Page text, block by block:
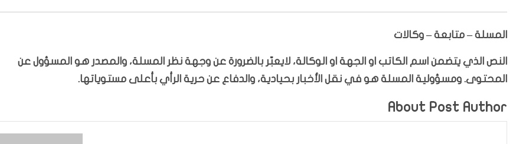
المسلة – متابعة – وكالات
النص الذي يتضمن اسم الكاتب او الجهة او الوكالة، لايعبّر بالضرورة عن وجهة نظر المسلة، والمصدر هو المسؤول عن
المحتوى. ومسؤولية المسلة هو في نقل الأخبار بحيادية، والدفاع عن حرية الرأي بأعلى مستوياتها.
About Post Author